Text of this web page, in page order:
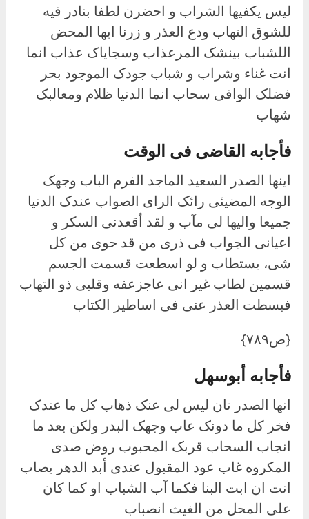
لیس یکفیها الشراب و احضرن لطفا بنادر فیه
للشوق التهاب ودع العذر و زرنا ایها المحض
اللشباب بینشک المرعذاب وسجایاک عذاب انما
انت غناء وشراب و شباب جودک الموجود بحر
فضلک الوافی سحاب انما الدنیا ظلام ومعالبک
شهاب
فأجابه القاضی فی الوقت
اینها الصدر السعید الماجد الفرم الباب وجهک
الوجه المضیئی رائک الرای الصواب عندک الدنیا
جمیعا والیها لى مآب و لقد أقعدنی السکر و
اعیانی الجواب فی ذری من قد حوى من کل
شی، یستطاب و لو اسطعت قسمت الجسم
قسمین لطاب غیر انى عاجزعفه وقلبی ذو التهاب
فبسطت العذر عنى فی اساطیر الکتاب
{ص۷۸۹}
فأجابه أبوسهل
انها الصدر تان لیس لى عنک ذهاب کل ما عندک
فخر کل ما دونک عاب وجهک البدر ولکن بعد ما
انجاب السحاب قربک المحبوب روض صدى
المکروه غاب عود المقبول عندى أبد الدهر یصاب
انت ان ابت البنا فکما آب الشباب او کما کان
على المحل من الغیث انصباب